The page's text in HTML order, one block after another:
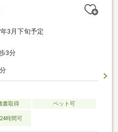
3月下旬予定
3分
書取得
ペット可
時間可